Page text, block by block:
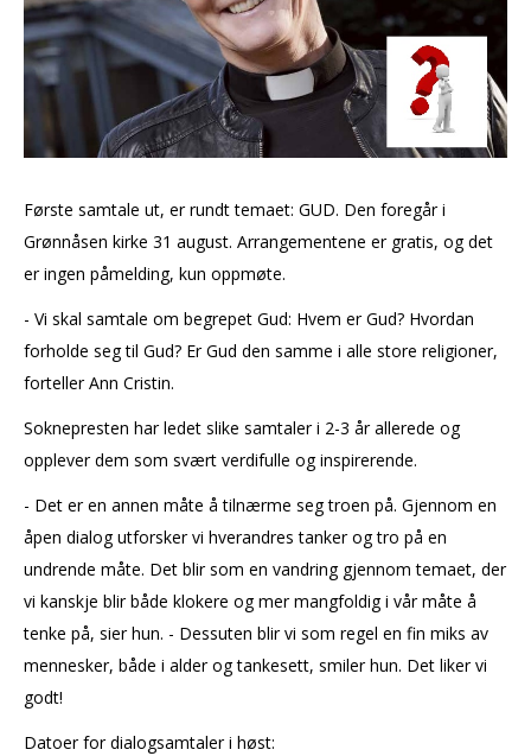
Første samtale ut, er rundt temaet: GUD. Den foregår i
Grønnåsen kirke 31 august. Arrangementene er gratis, og det
er ingen påmelding, kun oppmøte.
- Vi skal samtale om begrepet Gud: Hvem er Gud? Hvordan
forholde seg til Gud? Er Gud den samme i alle store religioner,
forteller Ann Cristin.
Soknepresten har ledet slike samtaler i 2-3 år allerede og
opplever dem som svært verdifulle og inspirerende.
- Det er en annen måte å tilnærme seg troen på. Gjennom en
åpen dialog utforsker vi hverandres tanker og tro på en
undrende måte. Det blir som en vandring gjennom temaet, der
vi kanskje blir både klokere og mer mangfoldig i vår måte å
tenke på, sier hun. - Dessuten blir vi som regel en fin miks av
mennesker, både i alder og tankesett, smiler hun. Det liker vi
godt!
Datoer for dialogsamtaler i høst: